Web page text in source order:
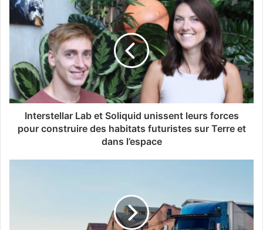
Interstellar Lab et Soliquid unissent leurs forces
pour construire des habitats futuristes sur Terre et
dans l’espace